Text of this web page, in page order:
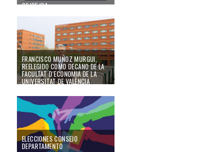
06/05/24
Francisco Muñoz Murgui, reelegido como decano de la Facultat
FRANCISCO MUÑOZ MURGUI,
REELEGIDO COMO DECANO DE LA
FACULTAT D’ECONOMIA DE LA
UNIVERSITAT DE VALÈNCIA
ELECCIONES CONSEJO DEPARTAMENTO
ELECCIONES CONSEJO
DEPARTAMENTO